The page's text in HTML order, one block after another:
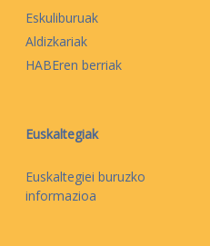
Eskuliburuak
Aldizkariak
HABEren berriak
Euskaltegiak
Euskaltegiei buruzko
informazioa